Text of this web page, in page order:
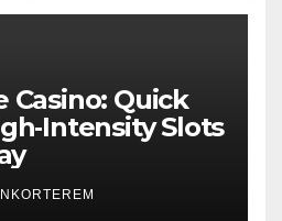
Casino: Quick
Slots